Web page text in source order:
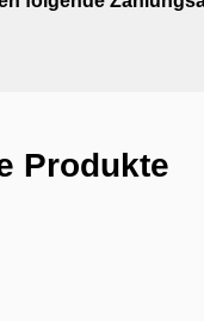
Produkte